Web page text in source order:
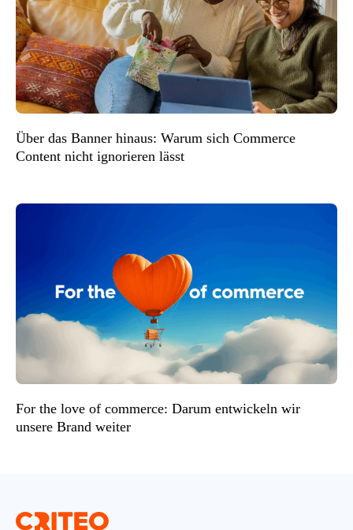
Über das Banner hinaus: Warum sich Commerce
Content nicht ignorieren lässt
For the love of commerce: Darum entwickeln wir
unsere Brand weiter